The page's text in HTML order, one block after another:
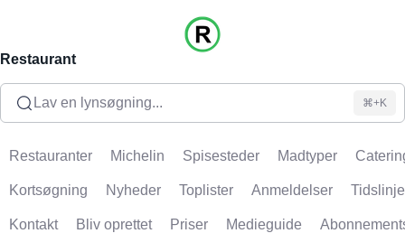
Restaurant
Lav en lynsøgning... ⌘+K
Restauranter Michelin Spisesteder Madtyper
Kortsøgning Nyheder Toplister Anmeldelser Tidslinje
Kontakt Bliv oprettet Priser Medieguide